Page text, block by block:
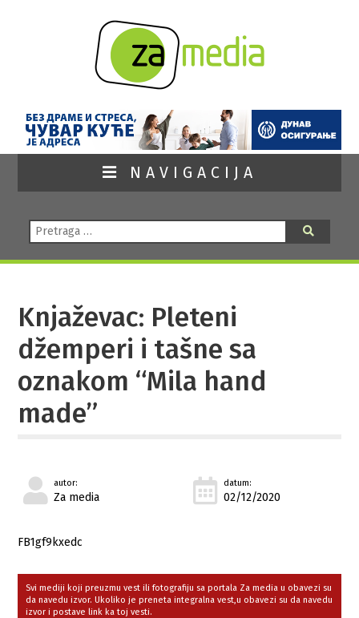
NAVIGACIJA
Pretraga:
Knjaževac: Pleteni
džemperi i tašne sa
oznakom “Mila hand
made”
autor:
Za media
datum:
02/12/2020
FB1gf9kxedc
Svi mediji koji preuzmu vest ili fotografiju sa portala Za media u obavezi su
da navedu izvor. Ukoliko je preneta integralna vest,u obavezi su da navedu
izvor i postave link ka toj vesti.